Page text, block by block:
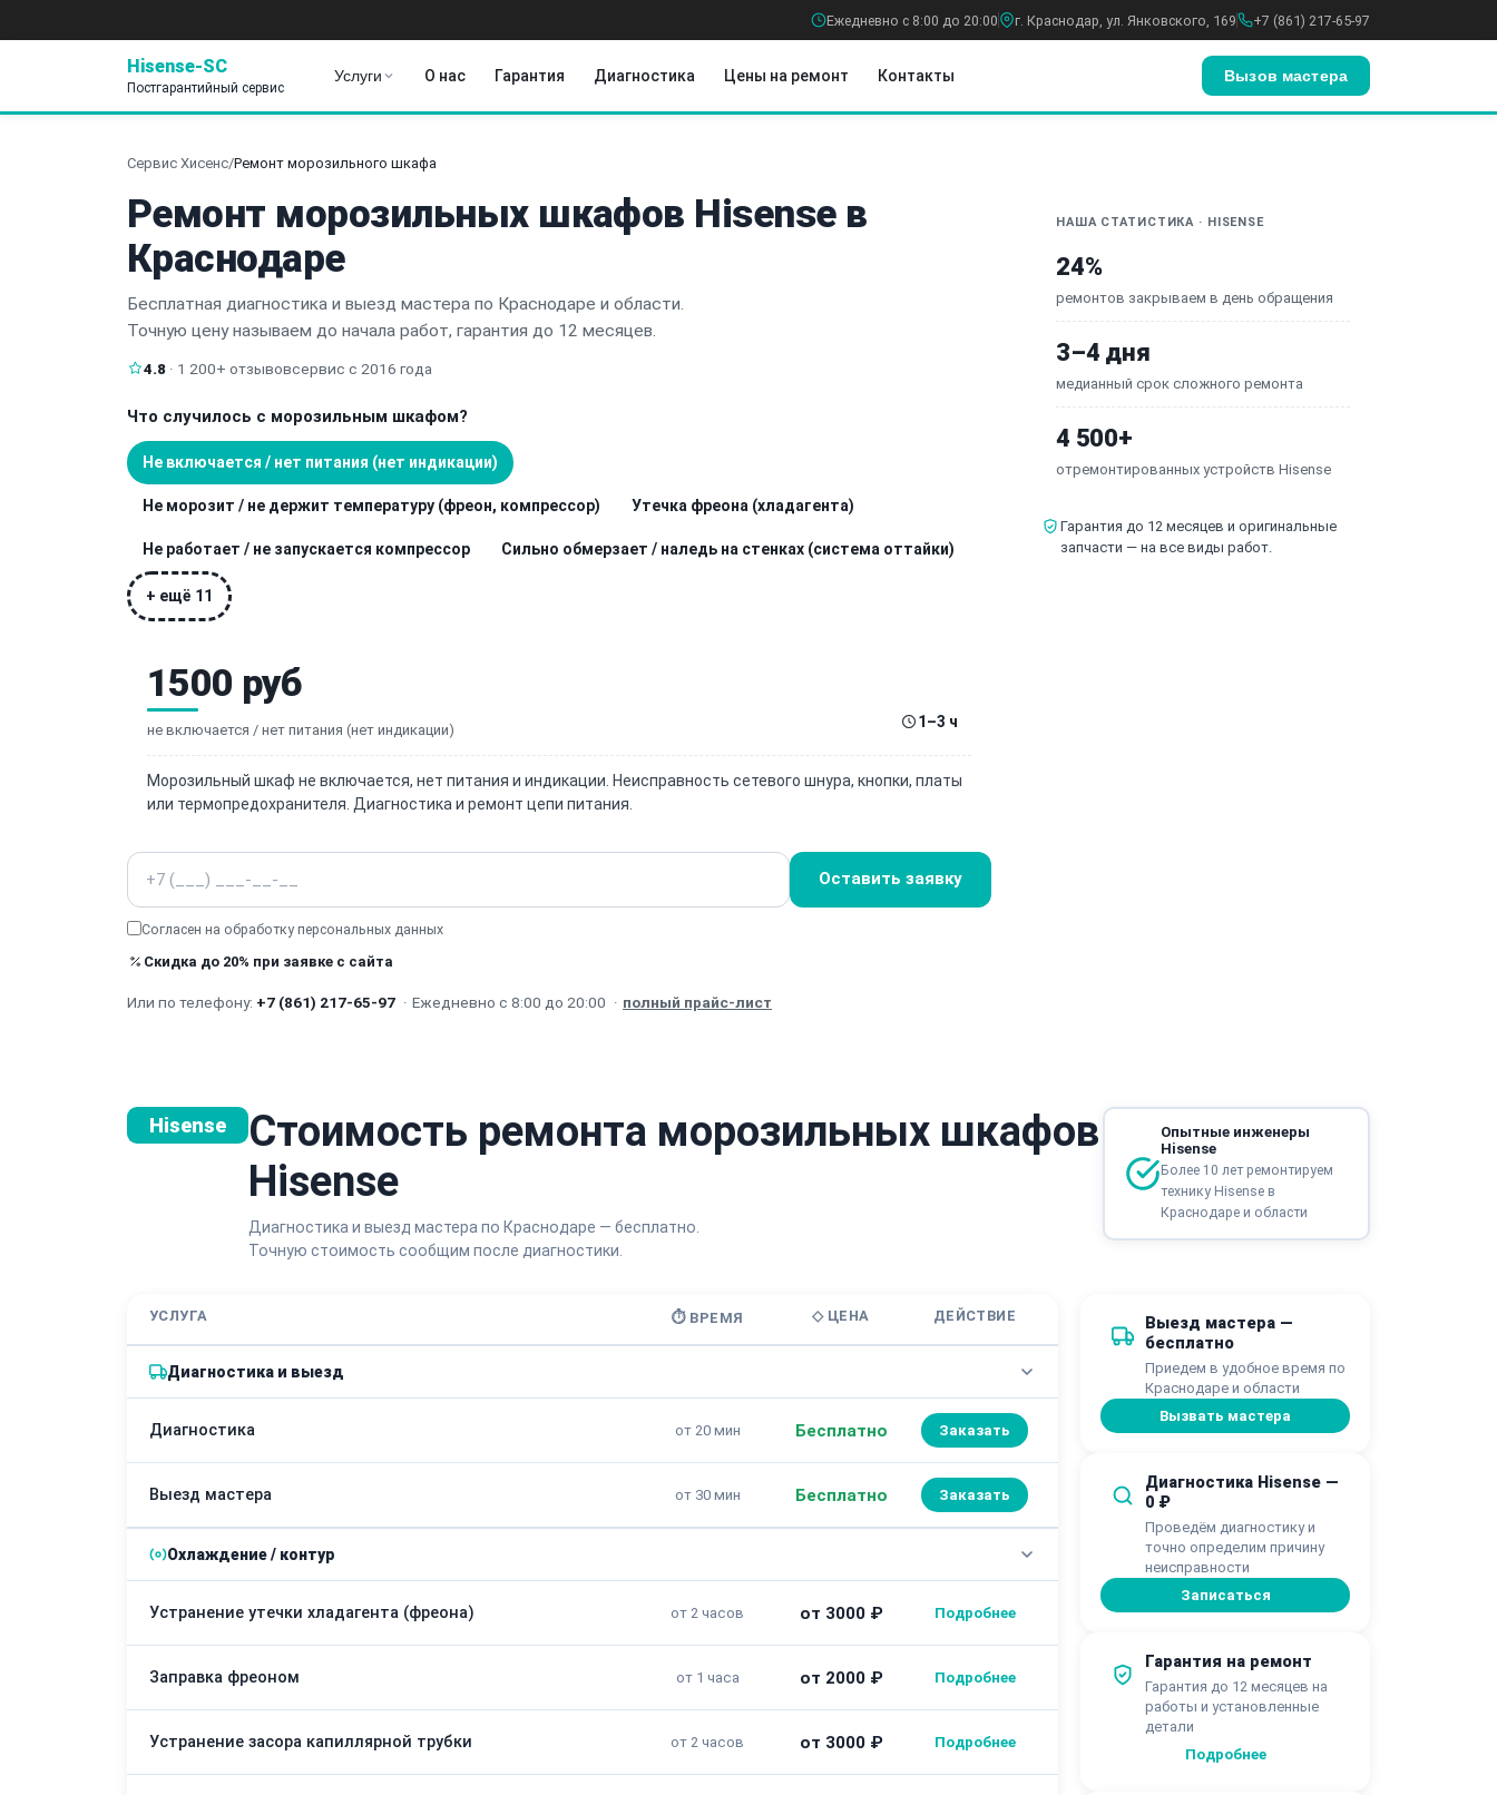
Ежедневно с 8:00 до 20:00 г. Краснодар, ул. Янковского, 169 +7 (861) 217-65-97
Hisense-SC
Постгарантийный сервис
Услуги О нас Гарантия Диагностика Цены на ремонт Контакты Вызов мастера
Сервис Хисенс/Ремонт морозильного шкафа
Ремонт морозильных шкафов Hisense в
Краснодаре
Бесплатная диагностика и выезд мастера по Краснодаре и области.
Точную цену называем до начала работ, гарантия до 12 месяцев.
4.8 · 1 200+ отзывовсервис с 2016 года
Что случилось с морозильным шкафом?
Не включается / нет питания (нет индикации)
Не морозит / не держит температуру (фреон, компрессор) Утечка фреона (хладагента)
Не работает / не запускается компрессор Сильно обмерзает / наледь на стенках (система оттайки)
+ ещё 11
1500 руб
не включается / нет питания (нет индикации) 1–3 ч
Морозильный шкаф не включается, нет питания и индикации. Неисправность сетевого шнура, кнопки, платы
или термопредохранителя. Диагностика и ремонт цепи питания.
Телефон
Оставить заявку
Согласен на обработку персональных данных
Скидка до 20% при заявке с сайта
Или по телефону: +7 (861) 217-65-97 · Ежедневно с 8:00 до 20:00 · полный прайс-лист
НАША СТАТИСТИКА · HISENSE
24%
ремонтов закрываем в день обращения
3–4 дня
медианный срок сложного ремонта
4 500+
отремонтированных устройств Hisense
Гарантия до 12 месяцев и оригинальные
запчасти — на все виды работ.
Hisense
Стоимость ремонта морозильных шкафов
Hisense
Диагностика и выезд мастера по Краснодаре — бесплатно.
Точную стоимость сообщим после диагностики.
Опытные инженеры
Hisense
Более 10 лет ремонтируем
технику Hisense в
Краснодаре и области
УСЛУГА ⏱ ВРЕМЯ ◇ ЦЕНА ДЕЙСТВИЕ
Диагностика и выезд
Диагностика от 20 мин Бесплатно Заказать
Выезд мастера от 30 мин Бесплатно Заказать
Охлаждение / контур
Устранение утечки хладагента (фреона) от 2 часов от 3000 ₽
Заправка фреоном от 1 часа от 2000 ₽
Устранение засора капиллярной трубки от 2 часов от 3000 ₽
Выезд мастера —
бесплатно
Приедем в удобное время по
Краснодаре и области
Вызвать мастера
Диагностика Hisense —
0 ₽
Проведём диагностику и
точно определим причину
неисправности
Записаться
Гарантия на ремонт
Гарантия до 12 месяцев на
работы и установленные
детали
Подробнее